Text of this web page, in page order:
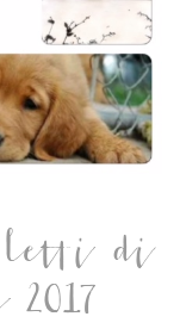
letti di